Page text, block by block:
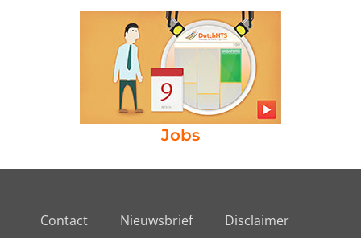
Jobs
Contact Nieuwsbrief Disclaimer